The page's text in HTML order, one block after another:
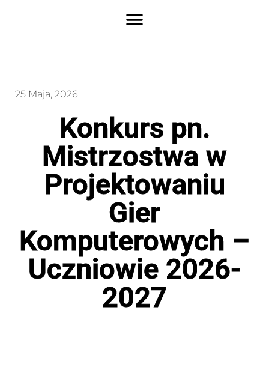
25 Maja, 2026
Konkurs pn.
Mistrzostwa w
Projektowaniu
Gier
Komputerowych –
Uczniowie 2026-
2027